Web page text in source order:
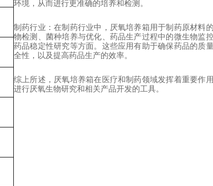
环境，从而进行更准确的培养和检测。
制药行业：在制药行业中，厌氧培养箱用于制药原材料
物检测、菌种培养与优化、药品生产过程中的微生物监
药品稳定性研究等方面。这些应用有助于确保药品的质
全性，以及提高药品生产的效率。
综上所述，厌氧培养箱在医疗和制药领域发挥着重要作
进行厌氧生物研究和相关产品开发的工具。